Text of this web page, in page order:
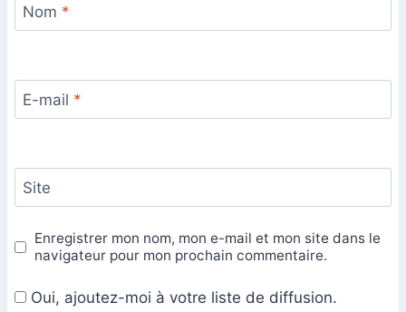
Nom *
E-mail *
Site
Enregistrer mon nom, mon e-mail et mon site dans le
navigateur pour mon prochain commentaire.
Oui, ajoutez-moi à votre liste de diffusion.